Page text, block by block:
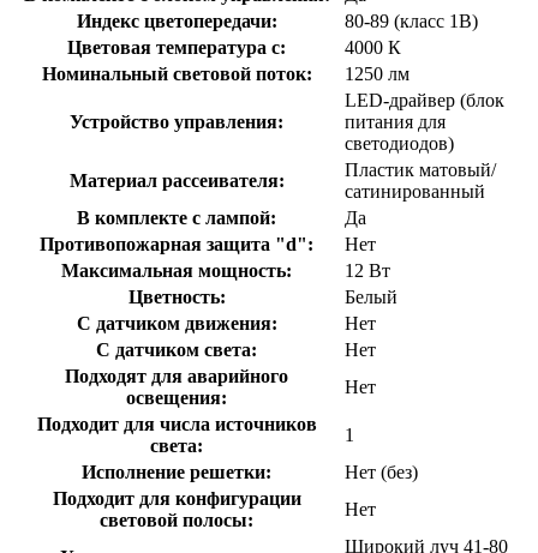
Индекс цветопередачи:
80-89 (класс 1В)
Цветовая температура с:
4000 К
Номинальный световой поток:
1250 лм
Устройство управления:
LED-драйвер (блок
питания для
светодиодов)
Материал рассеивателя:
Пластик матовый/
сатинированный
В комплекте с лампой:
Да
Противопожарная защита "d":
Нет
Максимальная мощность:
12 Вт
Цветность:
Белый
С датчиком движения:
Нет
С датчиком света:
Нет
Подходят для аварийного
освещения:
Нет
Подходит для числа источников
света:
1
Исполнение решетки:
Нет (без)
Подходит для конфигурации
световой полосы:
Нет
Широкий луч 41-80